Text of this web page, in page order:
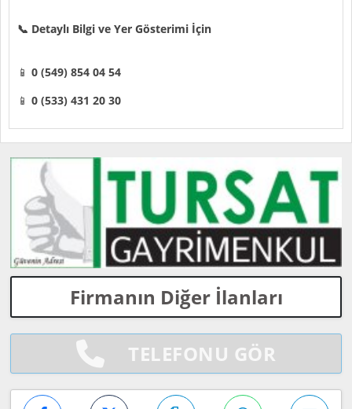
📞 Detaylı Bilgi ve Yer Gösterimi İçin
📱 0 (549) 854 04 54
📱 0 (533) 431 20 30
Firmanın Diğer İlanları
TELEFONU GÖR